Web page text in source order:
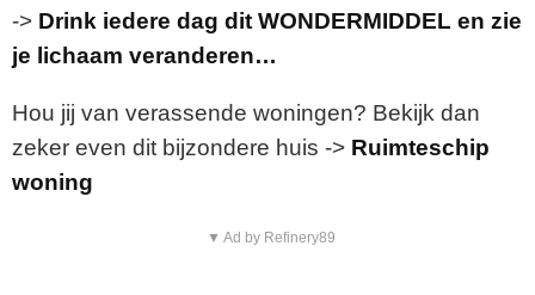
-> Drink iedere dag dit WONDERMIDDEL en zie
je lichaam veranderen…
Hou jij van verassende woningen? Bekijk dan
zeker even dit bijzondere huis -> Ruimteschip
woning
▼ Ad by Refinery89